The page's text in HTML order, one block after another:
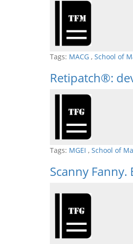
Tags: MACG , School of
Retipatch®:
Tags: MGEI , School of
Scanny